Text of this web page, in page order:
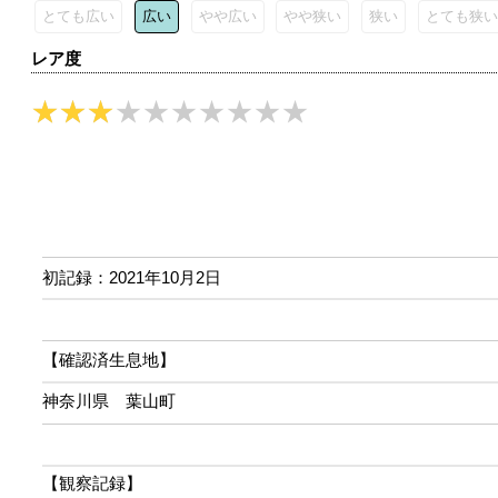
とても広い 広い やや広い やや狭い 狭い とても狭い
レア度
初記録：2021年10月2日
【確認済生息地】
神奈川県 葉山町
【観察記録】